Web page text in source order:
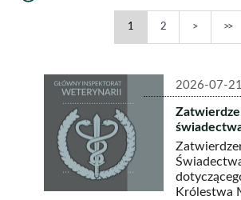
MM-
DD)
Eksport
-
1
Eksport
-
2 Następna
2026-07-21
Królestwa